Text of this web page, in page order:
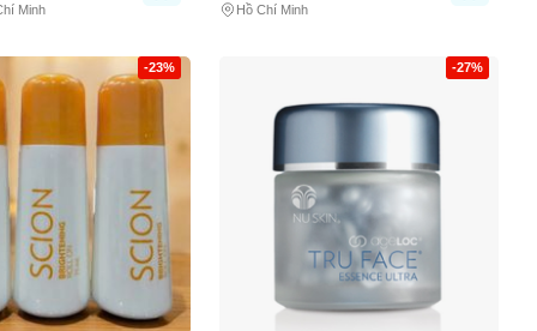
Minh Hồ Chí Minh
-23% -27%